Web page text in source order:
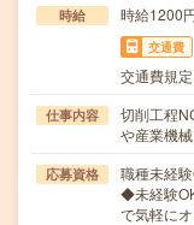
時給 時給1200
交通費
交通費規
仕事内容
切削工程
や産業機
応募資格
職種未経
◆未経験
で気軽に